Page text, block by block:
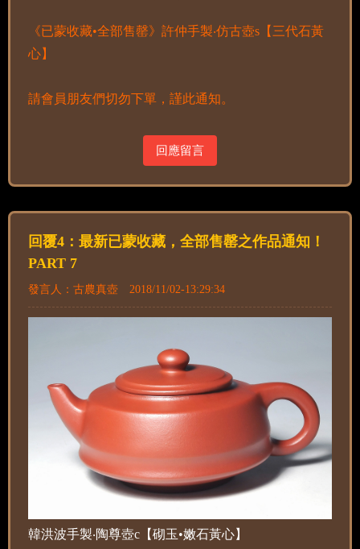
《已蒙收藏•全部售罄》許仲手製‧仿古壺s【三代石黃
心】
請會員朋友們切勿下單，謹此通知。
回應留言
回覆4：最新已蒙收藏，全部售罄之作品通知！
PART 7
發言人：古農真壺 2018/11/02-13:29:34
韓洪波手製‧陶尊壺c【砌玉•嫩石黃心】